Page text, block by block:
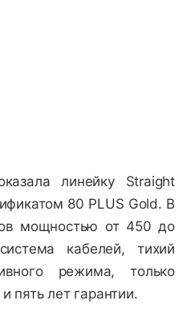
линейку Straight
80 PLUS Gold. В
мощностью от 450 до
кабелей, тихий
режима, только
пять лет гарантии.